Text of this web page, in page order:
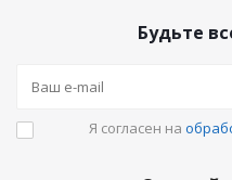
Будьте
Я согласен на